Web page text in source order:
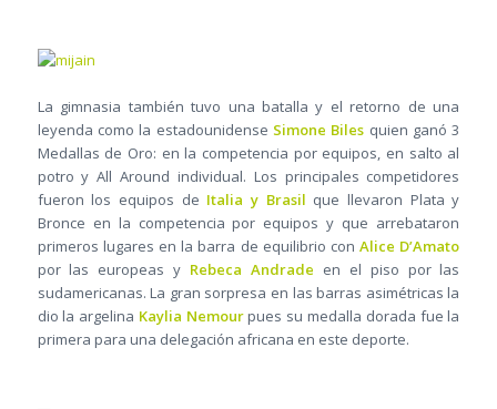
La gimnasia también tuvo una batalla y el retorno de una
leyenda como la estadounidense Simone Biles quien ganó 3
Medallas de Oro: en la competencia por equipos, en salto al
potro y All Around individual. Los principales competidores
fueron los equipos de Italia y Brasil que llevaron Plata y
Bronce en la competencia por equipos y que arrebataron
primeros lugares en la barra de equilibrio conAlice D’Amato
por las europeas y Rebeca Andrade en el piso por las
sudamericanas. La gran sorpresa en las barras asimétricas la
dio la argelina Kaylia Nemourpues su medalla dorada fue la
primera para una delegación africana en este deporte.